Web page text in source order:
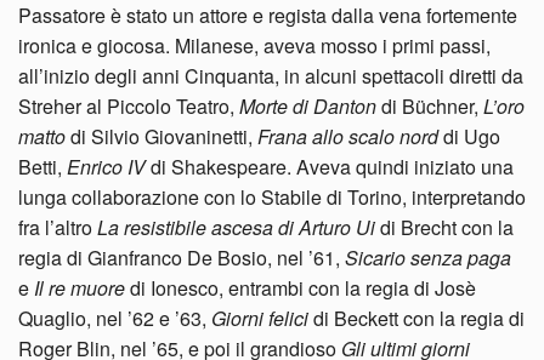
Passatore è stato un attore e regista dalla vena fortemente
ironica e giocosa. Milanese, aveva mosso i primi passi,
all’inizio degli anni Cinquanta, in alcuni spettacoli diretti da
Streher al Piccolo Teatro, Morte di Dantondi Büchner, L’oro
mattodi Silvio Giovaninetti, Frana allo scalo norddi Ugo
Betti, Enrico IVdi Shakespeare. Aveva quindi iniziato una
lunga collaborazione con lo Stabile di Torino, interpretando
fra l’altroLa resistibile ascesadi Arturo Uidi Brecht con la
regia di Gianfranco De Bosio, nel ’61, Sicario senza paga
e Il re muoredi Ionesco, entrambi con la regia di Josè
Quaglio, nel ’62 e ’63, Giorni felicidi Beckett con la regia di
Roger Blin, nel ’65, e poi il grandioso Gli ultimi giorni